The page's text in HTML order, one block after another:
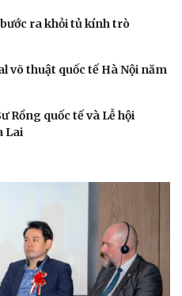
ra khỏi tủ kính trò
võ thuật quốc tế Hà Nội năm
Rồng quốc tế và Lễ hội
Lai